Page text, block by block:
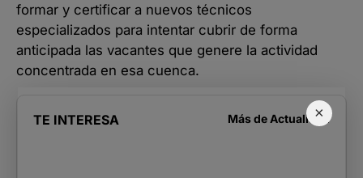
×
formar y certificar a nuevos técnicos
especializados para intentar cubrir de forma
anticipada las vacantes que genere la actividad
concentrada en esa cuenca.
TE INTERESA Más de Actualidad